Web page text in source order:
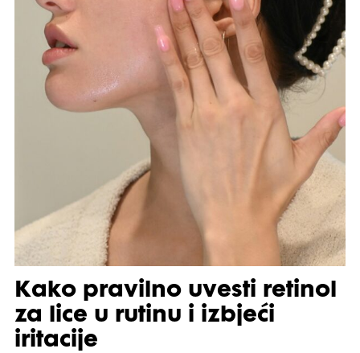
Kako pravilno uvesti retinol
za lice u rutinu i izbjeći
iritacije